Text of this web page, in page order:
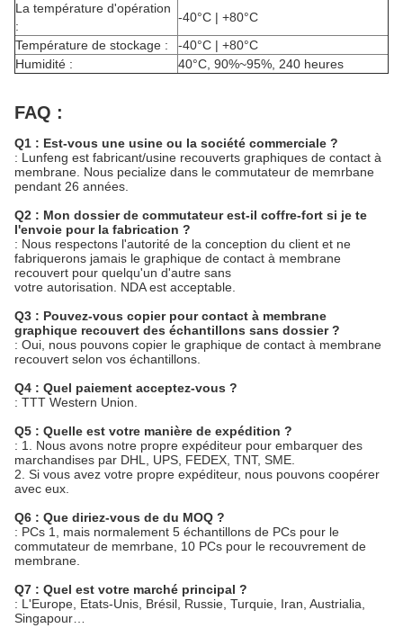
La température d'opération
:
-40°C | +80°C
Température de stockage :
-40°C | +80°C
Humidité :
40°C, 90%~95%, 240 heures
FAQ :
Q1 : Est-vous une usine ou la société commerciale ?
: Lunfeng est fabricant/usine recouverts graphiques de contact à
membrane. Nous pecialize dans le commutateur de memrbane
pendant 26 années.
Q2 : Mon dossier de commutateur est-il coffre-fort si je te
l'envoie pour la fabrication ?
: Nous respectons l'autorité de la conception du client et ne
fabriquerons jamais le graphique de contact à membrane
recouvert pour quelqu'un d'autre sans
votre autorisation. NDA est acceptable.
Q3 : Pouvez-vous copier pour contact à membrane
graphique recouvert des échantillons sans dossier ?
: Oui, nous pouvons copier le graphique de contact à membrane
recouvert selon vos échantillons.
Q4 : Quel paiement acceptez-vous ?
: TTT Western Union.
Q5 : Quelle est votre manière de expédition ?
: 1. Nous avons notre propre expéditeur pour embarquer des
marchandises par DHL, UPS, FEDEX, TNT, SME.
2. Si vous avez votre propre expéditeur, nous pouvons coopérer
avec eux.
Q6 : Que diriez-vous de du MOQ ?
: PCs 1, mais normalement 5 échantillons de PCs pour le
commutateur de memrbane, 10 PCs pour le recouvrement de
membrane.
Q7 : Quel est votre marché principal ?
: L'Europe, Etats-Unis, Brésil, Russie, Turquie, Iran, Austrialia,
Singapour…